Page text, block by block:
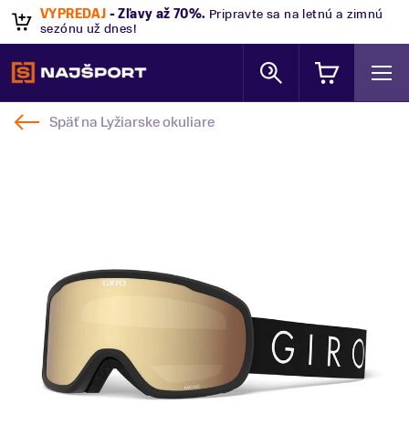
VÝPREDAJ - Zľavy až 70%. Pripravte sa na letnú a zimnú
sezónu už dnes!
Späť na Lyžiarske okuliare